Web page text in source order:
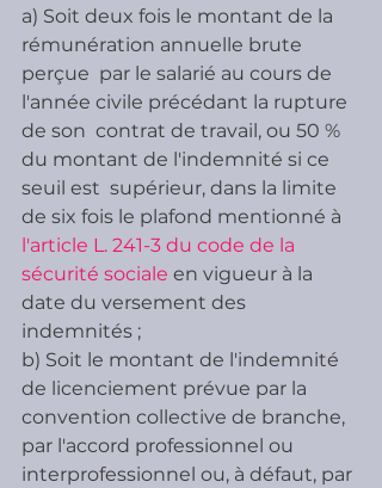
a) Soit deux fois le montant de la
rémunération annuelle brute
perçue  par le salarié au cours de
l'année civile précédant la rupture
de son  contrat de travail, ou 50 %
du montant de l'indemnité si ce
seuil est  supérieur, dans la limite
de six fois le plafond mentionné à
l'article L. 241-3 du code de la
sécurité sociale en vigueur à la
date du versement des
indemnités ;
b) Soit le montant de l'indemnité
de licenciement prévue par la
convention collective de branche,
par l'accord professionnel ou
interprofessionnel ou, à défaut, par